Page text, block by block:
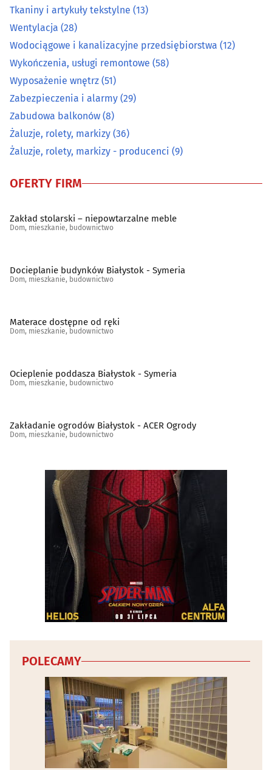
Ogrzewanie i techniki grzewcze
(10)
Osuszanie i odgrzybianie budynków
Oświetlenie(18)
Podłogi (39)
Pościelowe artykuły, koce
Spółdzielnie mieszkaniowe, administracje
Szkło budowlane(11)
Tereny zieleni - projektowanie, urządzanie, konserwacja
(25)
Tkaniny i artykuły tekstylne(13)
Wentylacja(28)
Wodociągowe i kanalizacyjne przedsiębiorstwa
Wykończenia, usługi remontowe(58)
Wyposażenie wnętrz(51)
Zabezpieczenia i alarmy(29)
Zabudowa balkonów
Żaluzje, rolety, markizy(36)
Żaluzje, rolety, markizy - producenci (9)
Tkaniny i artykuły tekstylne (13)
Wentylacja (28)
Wodociągowe i kanalizacyjne przedsiębiorstwa (12)
Wykończenia, usługi remontowe (58)
Wyposażenie wnętrz (51)
Zabezpieczenia i alarmy (29)
Zabudowa balkonów (8)
Żaluzje, rolety, markizy (36)
Żaluzje, rolety, markizy - producenci (9)
OFERTY FIRM
Zakład stolarski – niepowtarzalne meble
Dom, mieszkanie, budownictwo
Docieplanie budynków Białystok - Symeria
Dom, mieszkanie, budownictwo
Materace dostępne od ręki
Dom, mieszkanie, budownictwo
Ocieplenie poddasza Białystok - Symeria
Dom, mieszkanie, budownictwo
Zakładanie ogrodów Białystok - ACER Ogrody
Dom, mieszkanie, budownictwo
POLECAMY